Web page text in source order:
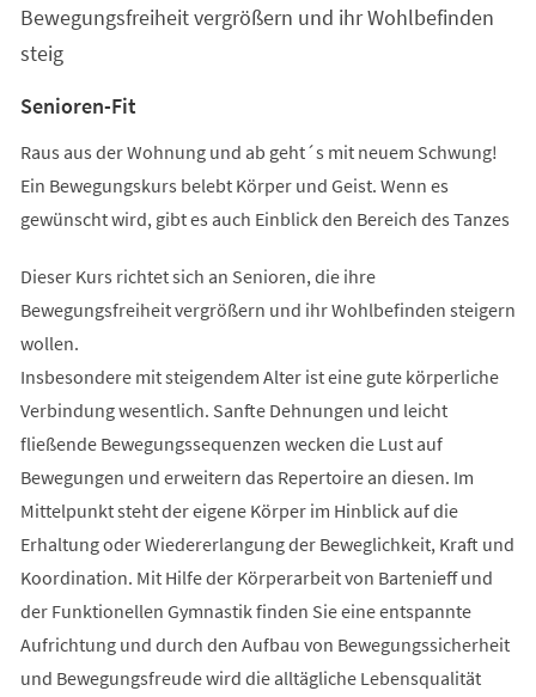
Bewegungsfreiheit vergrößern und ihr Wohlbefinden
steig
Senioren-Fit
Raus aus der Wohnung und ab geht´s mit neuem Schwung!
Ein Bewegungskurs belebt Körper und Geist. Wenn es
gewünscht wird, gibt es auch Einblick den Bereich des Tanzes
Dieser Kurs richtet sich an Senioren, die ihre
Bewegungsfreiheit vergrößern und ihr Wohlbefinden steigern
wollen.
Insbesondere mit steigendem Alter ist eine gute körperliche
Verbindung wesentlich. Sanfte Dehnungen und leicht
fließende Bewegungssequenzen wecken die Lust auf
Bewegungen und erweitern das Repertoire an diesen. Im
Mittelpunkt steht der eigene Körper im Hinblick auf die
Erhaltung oder Wiedererlangung der Beweglichkeit, Kraft und
Koordination. Mit Hilfe der Körperarbeit von Bartenieff und
der Funktionellen Gymnastik finden Sie eine entspannte
Aufrichtung und durch den Aufbau von Bewegungssicherheit
und Bewegungsfreude wird die alltägliche Lebensqualität